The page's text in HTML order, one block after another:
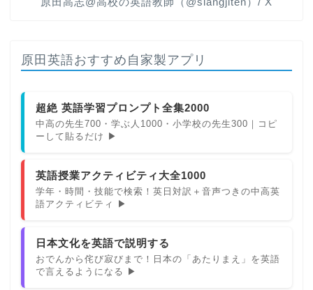
原田英語おすすめ自家製アプリ
超絶 英語学習プロンプト全集2000
中高の先生700・学ぶ人1000・小学校の先生300｜コピ
ーして貼るだけ ▶
英語授業アクティビティ大全1000
学年・時間・技能で検索！英日対訳＋音声つきの中高英
語アクティビティ ▶
日本文化を英語で説明する
おでんから侘び寂びまで！日本の「あたりまえ」を英語
で言えるようになる ▶